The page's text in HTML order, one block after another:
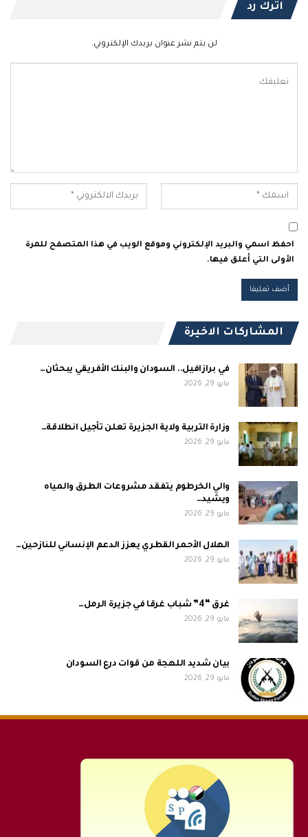
اترك رد
لن يتم نشر عنوان بريدك الإلكتروني.
احفظ اسمي والبريد الإلكتروني وموقع الويب في هذا المتصفح للمرة
الأولى التي أعلق فيها.
المشاركات الاخيرة
في برازافيل.. السودان والبنك الأفريقي يبحثان…
مايو 29, 2026
وزارة التربية ولاية الجزيرة تعلن تأجيل انطلاقة…
مايو 29, 2026
والي الخرطوم يتفقد مشروعات الطرق والمياه
ويشيد…
مايو 29, 2026
الهلال الأحمر القطري يعزز الدعم الإنساني للنازحين…
مايو 29, 2026
غرق “4” شباب غرقا في جزيرة الرمل…
مايو 29, 2026
بيان شديد اللهجة من قوات درع السودان
مايو 29, 2026